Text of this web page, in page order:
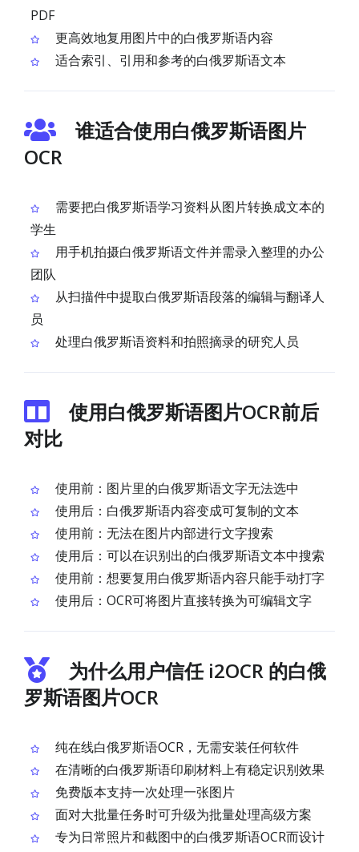
PDF
更高效地复用图片中的白俄罗斯语内容
适合索引、引用和参考的白俄罗斯语文本
谁适合使用白俄罗斯语图片
OCR
需要把白俄罗斯语学习资料从图片转换成文本的
学生
用手机拍摄白俄罗斯语文件并需录入整理的办公
团队
从扫描件中提取白俄罗斯语段落的编辑与翻译人
员
处理白俄罗斯语资料和拍照摘录的研究人员
使用白俄罗斯语图片OCR前后
对比
使用前：图片里的白俄罗斯语文字无法选中
使用后：白俄罗斯语内容变成可复制的文本
使用前：无法在图片内部进行文字搜索
使用后：可以在识别出的白俄罗斯语文本中搜索
使用前：想要复用白俄罗斯语内容只能手动打字
使用后：OCR可将图片直接转换为可编辑文字
为什么用户信任 i2OCR 的白俄
罗斯语图片OCR
纯在线白俄罗斯语OCR，无需安装任何软件
在清晰的白俄罗斯语印刷材料上有稳定识别效果
免费版本支持一次处理一张图片
面对大批量任务时可升级为批量处理高级方案
专为日常照片和截图中的白俄罗斯语OCR而设计